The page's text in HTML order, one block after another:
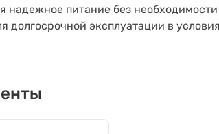
надежное питание без
долгосрочной эксплуатации в